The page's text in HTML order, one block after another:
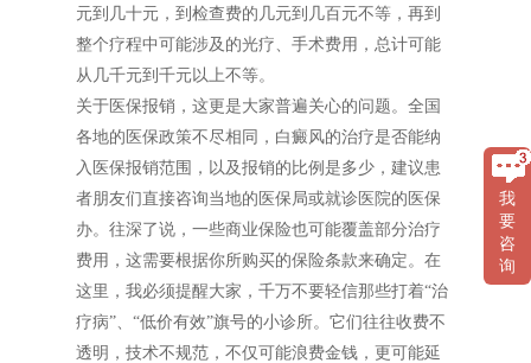
元到几十元，到检查费的几元到几百元不等，再到
整个疗程中可能涉及的光疗、手术费用，总计可能
从几千元到千元以上不等。
关于医保报销，这更是大家普遍关心的问题。全国
各地的医保政策不尽相同，白癜风的治疗是否能纳
入医保报销范围，以及报销的比例是多少，建议患
者朋友们直接咨询当地的医保局或就诊医院的医保
办。往深了说，一些商业保险也可能覆盖部分治疗
费用，这需要根据你所购买的保险条款来确定。在
这里，我必须提醒大家，千万不要轻信那些打着“治
疗病”、“低价有效”旗号的小诊所。它们往往收费不
透明，技术不规范，不仅可能浪费金钱，更可能延
我
要
咨
询